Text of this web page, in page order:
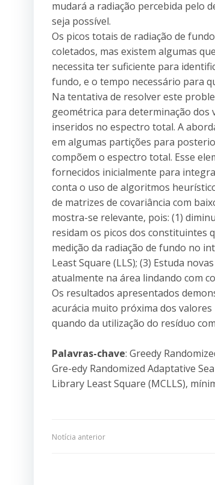
mudará a radiação percebida pelo
seja possível.
Os picos totais de radiação de
coletados, mas existem algumas
necessita ter suficiente para
fundo, e o tempo necessário para
Na tentativa de resolver este
geométrica para determinação
inseridos no espectro total. A
em algumas partições para
compõem o espectro total. Esse
fornecidos inicialmente para
conta o uso de algoritmos
de matrizes de covariância com
mostra-se relevante, pois: (1)
residam os picos dos constituintes
medição da radiação de fundo no
Least Square (LLS); (3) Estuda
atualmente na área lindando com
Os resultados apresentados
acurácia muito próxima dos
quando da utilização do resíduo
Palavras-chave: Greedy
Gre-edy Randomized Adaptative
Library Least Square (MCLLS),
Navegação
Notícia anterior